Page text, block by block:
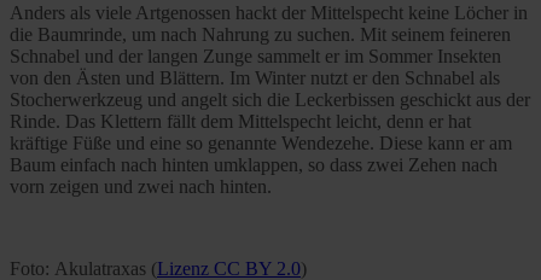
Anders als viele Artgenossen hackt der Mittelspecht keine Löcher in
die Baumrinde, um nach Nahrung zu suchen. Mit seinem feineren
Schnabel und der langen Zunge sammelt er im Sommer Insekten
von den Ästen und Blättern. Im Winter nutzt er den Schnabel als
Stocherwerkzeug und angelt sich die Leckerbissen geschickt aus der
Rinde. Das Klettern fällt dem Mittelspecht leicht, denn er hat
kräftige Füße und eine so genannte Wendezehe. Diese kann er am
Baum einfach nach hinten umklappen, so dass zwei Zehen nach
vorn zeigen und zwei nach hinten.
Foto: Akulatraxas (Lizenz CC BY 2.0)